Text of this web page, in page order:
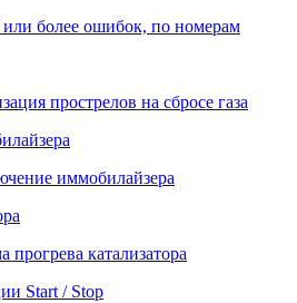
более ошибок, по номерам
прострелов на сбросе газа
иммобилайзера
катализатора
Start / Stop